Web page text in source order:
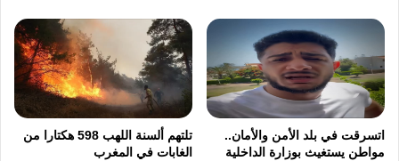
اتسرقت في بلد الأمن والأمان..
مواطن يستغيث بوزارة الداخلية
تلتهم ألسنة اللهب 598 هكتارا من
الغابات في المغرب